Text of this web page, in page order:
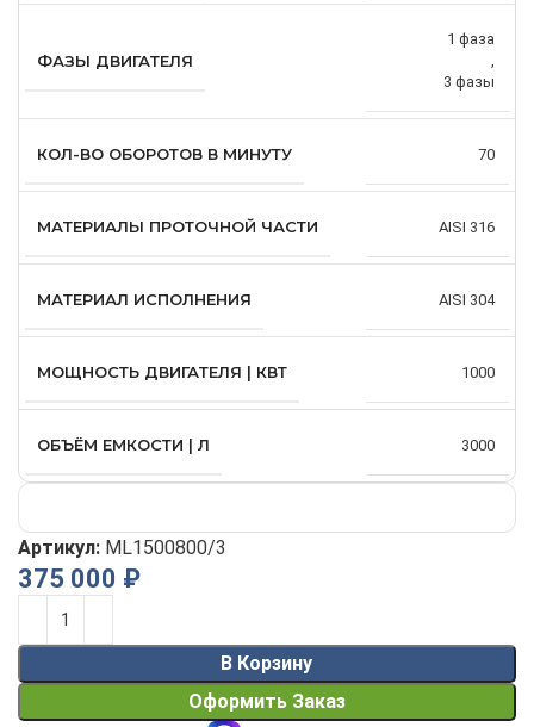
ФАЗЫ ДВИГАТЕЛЯ
1 фаза
,
3 фазы
КОЛ-ВО ОБОРОТОВ В МИНУТУ 70
МАТЕРИАЛЫ ПРОТОЧНОЙ ЧАСТИ AISI 316
МАТЕРИАЛ ИСПОЛНЕНИЯ AISI 304
МОЩНОСТЬ ДВИГАТЕЛЯ | КВТ 1000
ОБЪЁМ ЕМКОСТИ | Л 3000
Артикул: ML1500800/3
375 000 ₽
В Корзину
Оформить Заказ
Alternative: